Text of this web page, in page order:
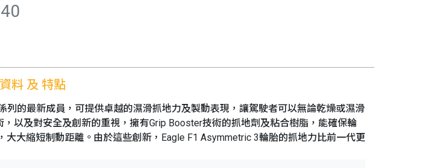
料 及 特點
的最新成員，可提供卓越的濕滑抓地力及製動表現，讓駕駛者可以無論乾燥或濕滑
以及對安全及創新的重視，擁有Grip Booster技術的抓地劑及粘合樹脂，能確保輪
大縮短制動距離。由於這些創新，Eagle F1 Asymmetric 3輪胎的抓地力比前一代更